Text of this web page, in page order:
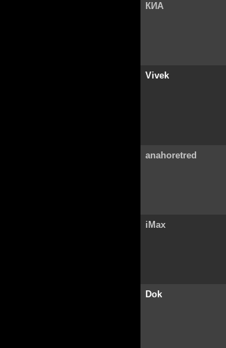
КИА
Vivek
anahoretred
iMax
Dok